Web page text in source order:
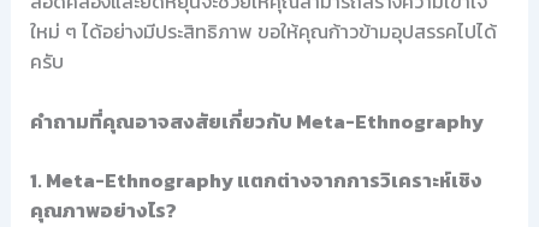
ใหม่ ๆ ได้อย่างมีประสิทธิภาพ ขอให้คุณก้าวข้ามอุปสรรคไปได้
ครับ
คำถามที่คุณอาจสงสัยเกี่ยวกับ Meta-Ethnography
1. Meta-Ethnography แตกต่างจากการวิเคราะห์เชิง
คุณภาพอย่างไร?